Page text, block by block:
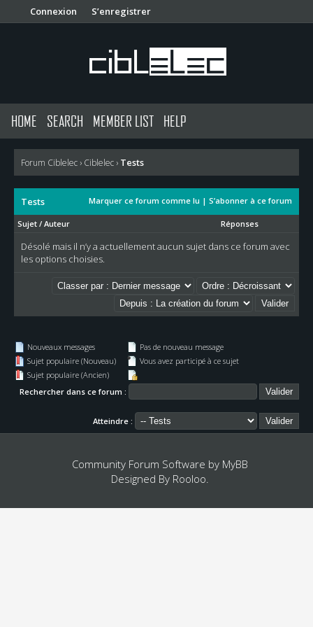
Connexion S’enregistrer
HOME SEARCH MEMBER LIST HELP
Forum Ciblelec› Ciblelec › Tests
Marquer ce forum comme lu | S’abonner à ce forum
Tests
Sujet/ Auteur Réponses
Désolé mais il n’y a actuellement aucun sujet dans ce forum avec
les options choisies.
Nouveaux messages
Sujet populaire (Nouveau)
Sujet populaire (Ancien)
Pas de nouveau message
Vous avez participé à ce sujet
Rechercher dans ce forum :
Atteindre :
Community Forum Software by MyBB
Designed By Rooloo.